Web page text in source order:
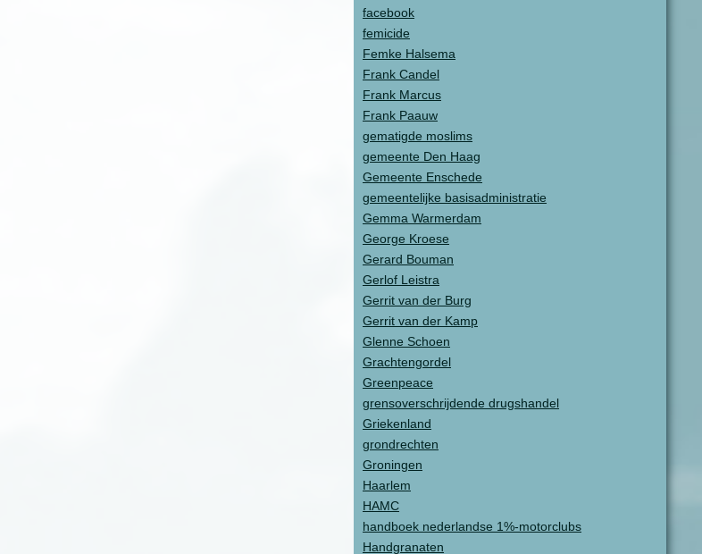
facebook
femicide
Femke Halsema
Frank Candel
Frank Marcus
Frank Paauw
gematigde moslims
gemeente Den Haag
Gemeente Enschede
gemeentelijke basisadministratie
Gemma Warmerdam
George Kroese
Gerard Bouman
Gerlof Leistra
Gerrit van der Burg
Gerrit van der Kamp
Glenne Schoen
Grachtengordel
Greenpeace
grensoverschrijdende drugshandel
Griekenland
grondrechten
Groningen
Haarlem
HAMC
handboek nederlandse 1%-motorclubs
Handgranaten